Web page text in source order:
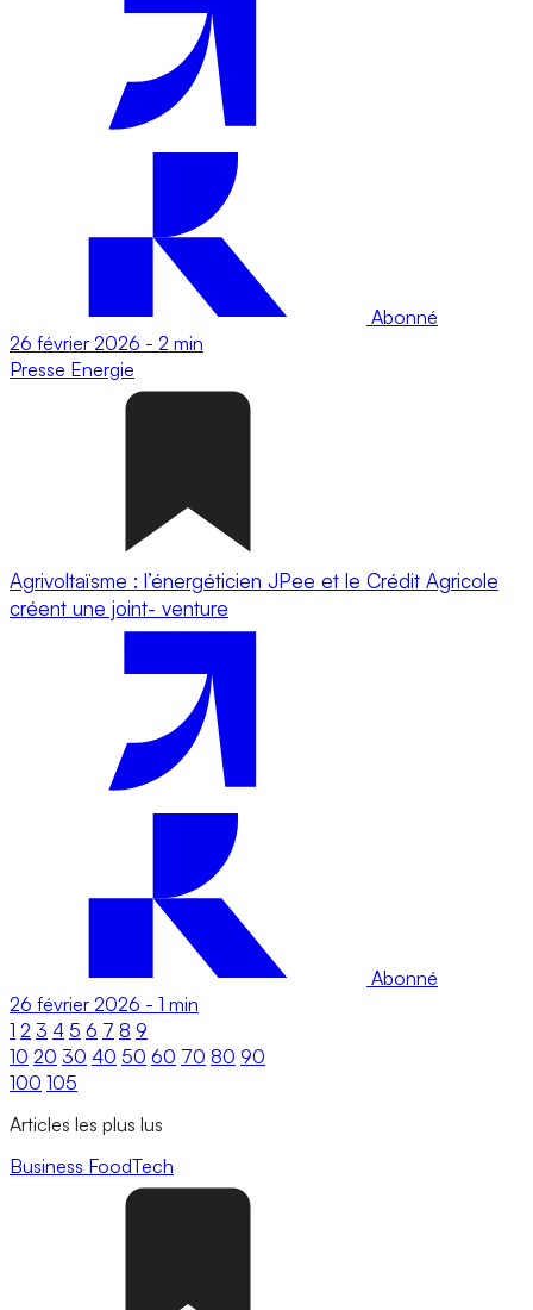
Abonné
26 février 2026 - 2 min
Presse Energie
Agrivoltaïsme : l’énergéticien JPee et le Crédit Agricole
créent une joint- venture
Abonné
26 février 2026 - 1 min
1 2 3 4 5 6 7 8 9
10 20 30 40 50 60 70 80 90
100 105
Articles les plus lus
Business FoodTech